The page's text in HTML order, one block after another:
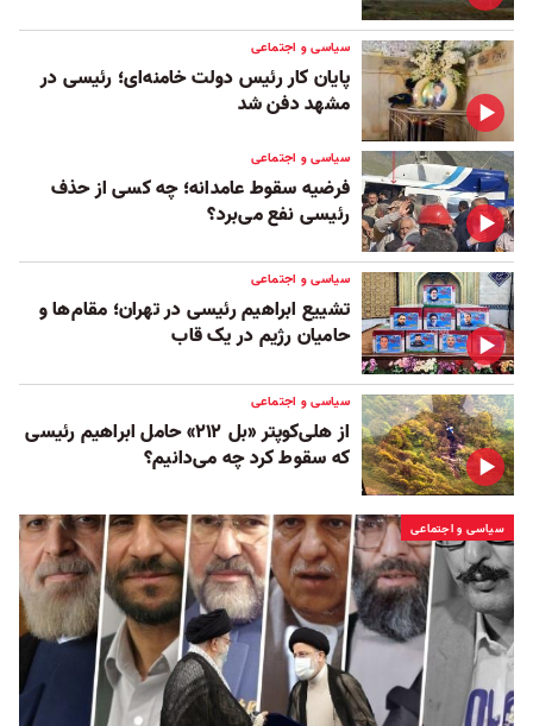
سیاسی و اجتماعی
پایان کار رئیس دولت خامنه‌ای؛ رئیسی در
مشهد دفن شد
سیاسی و اجتماعی
فرضیه سقوط عامدانه؛ چه کسی از حذف
رئیسی نفع می‌برد؟
سیاسی و اجتماعی
تشییع ابراهیم رئیسی در تهران؛ مقام‌ها و
حامیان رژیم در یک قاب
سیاسی و اجتماعی
از هلی‌کوپتر «بل ۲۱۲» حامل ابراهیم رئیسی
که سقوط کرد چه می‌دانیم؟
سیاسی و اجتماعی